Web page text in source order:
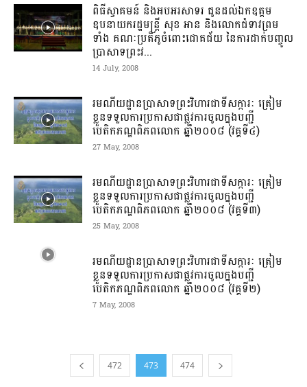
ពិធី​ស្វាគមន៍ និង​អបអ​រសាទរ ជូនដល់​ឯកឧត្តម
ឧបនាយក​រដ្ឋមន្រ្តី សុខ អាន និងលោក​ជំទាវ​ព្រម
ទាំង គណៈប្រតិភូ​ចំពោះ​ជោគជ័យ ​នៃការ​ដាក់​បញ្ចូល
ប្រាសាទ​​​ព្រះវ...
14 July, 2008
រមណីយដ្ឋាន​ប្រាសាទព្រះវិហារ​ជាទីសក្ការៈ ត្រៀម
ខ្លួនទទួលការប្រកាស​ជាផ្លូវការ​ចូលក្នុងបញ្ជី​
បេតិកភណ្ឌ​ពិភពលោក ឆ្នាំ២០០៨ (វគ្គទី៤)
27 May, 2008
រមណីយដ្ឋាន​ប្រាសាទព្រះវិហារ​ជាទីសក្ការៈ ត្រៀម
ខ្លួនទទួលការប្រកាស​ជាផ្លូវការ​ចូលក្នុងបញ្ជី​
បេតិកភណ្ឌ​ពិភពលោក ឆ្នាំ២០០៨ (វគ្គទី៣)
25 May, 2008
រមណីយដ្ឋាន​ប្រាសាទព្រះវិហារ​ជាទីសក្ការៈ ត្រៀម
ខ្លួនទទួលការប្រកាស​ជាផ្លូវការ​ចូលក្នុងបញ្ជី​
បេតិកភណ្ឌ​ពិភពលោក ឆ្នាំ២០០៨ (វគ្គទី២)
7 May, 2008
472 473 474